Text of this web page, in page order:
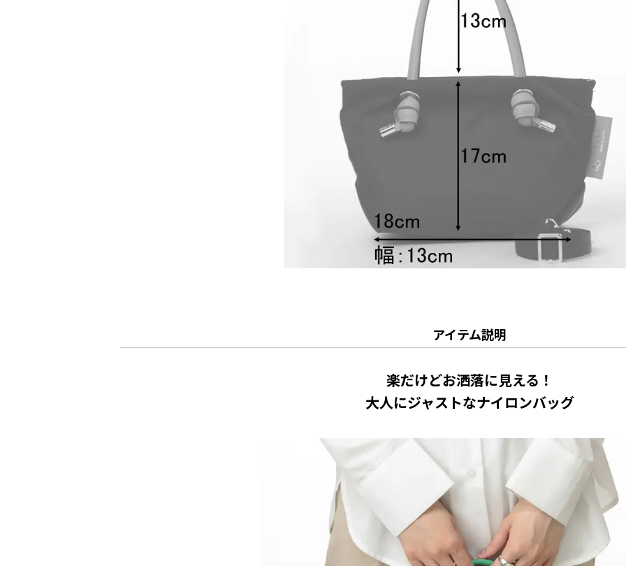
アイテム説明
楽だけどお洒落に見える！
大人にジャストなナイロンバッグ